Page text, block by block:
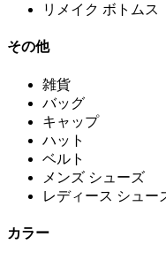
リメイク ボトムス
その他
雑貨
バッグ
キャップ
ハット
ベルト
メンズ シューズ
レディース シュー
カラー